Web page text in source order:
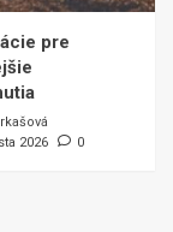
pre
2026
0